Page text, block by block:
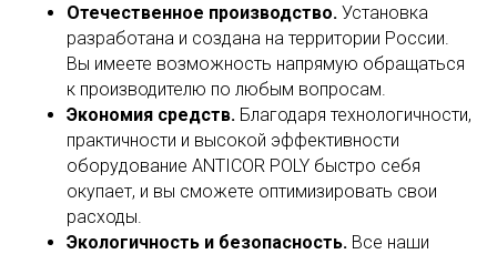
Отечественное производство. Установка
разработана и создана на территории России.
Вы имеете возможность напрямую обращаться
к производителю по любым вопросам.
Экономия средств. Благодаря технологичности,
практичности и высокой эффективности
оборудование ANTICOR POLY быстро себя
окупает, и вы сможете оптимизировать свои
расходы.
Экологичность и безопасность. Все наши